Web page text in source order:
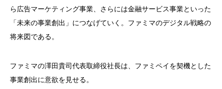
ら広告マーケティング事業、さらには金融サービス事業といった
「未来の事業創出」につなげていく。ファミマのデジタル戦略の
将来図である。
ファミマの澤田貴司代表取締役社長は、ファミペイを契機とした
事業創出に意欲を見せる。